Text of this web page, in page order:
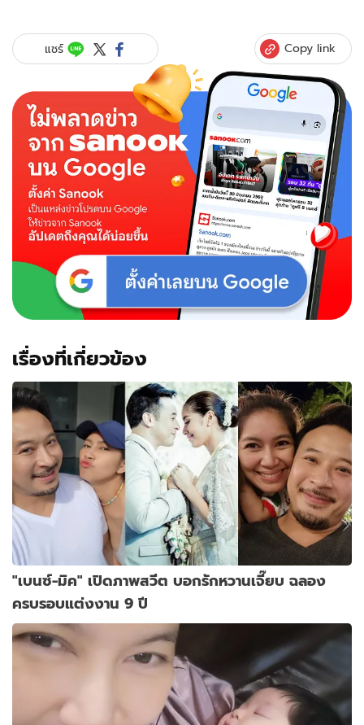
ยิ้ม
ไป
คลิป
พ่อ
น้อง
ปริม
แชร์ Copy link
เรื่องที่เกี่ยวข้อง
"เบนซ์-มิค" เปิดภาพสวีต บอกรักหวานเจี๊ยบ ฉลอง
ครบรอบแต่งงาน 9 ปี